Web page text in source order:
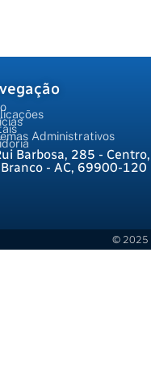
Administrativos
Barbosa, 285 - Centro,
Branco - AC, 69900-120
© 2025